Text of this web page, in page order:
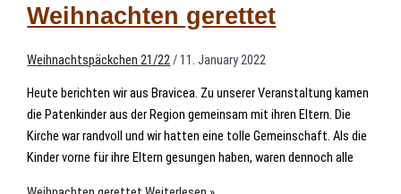
Weihnachten gerettet
Weihnachtspäckchen 21/22 /11. January 2022
Heute berichten wir aus Bravicea. Zu unserer Veranstaltung kamen
die Patenkinder aus der Region gemeinsam mit ihren Eltern. Die
Kirche war randvoll und wir hatten eine tolle Gemeinschaft. Als die
Kinder vorne für ihre Eltern gesungen haben, waren dennoch alle